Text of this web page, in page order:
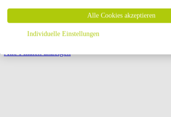
Seite {{ pagination.page }} von {{
Alle Filialen anzeigen
Alle Cookies akzeptieren
Individuelle Einstellungen